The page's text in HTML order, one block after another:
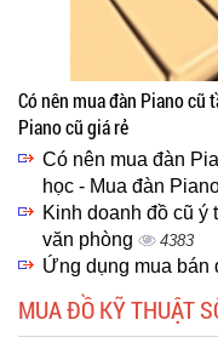
Có nên mua đàn Piano
Piano cũ giá rẻ
Có nên mua đàn
học - Mua đàn
Kinh doanh đồ cũ ý
văn phòng
4383
Ứng dụng mua bán
MUA ĐỒ KỸ THUẬT